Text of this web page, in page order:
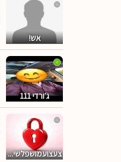
אש!
ג׳ורדי 111
צעצועמושפלשי...